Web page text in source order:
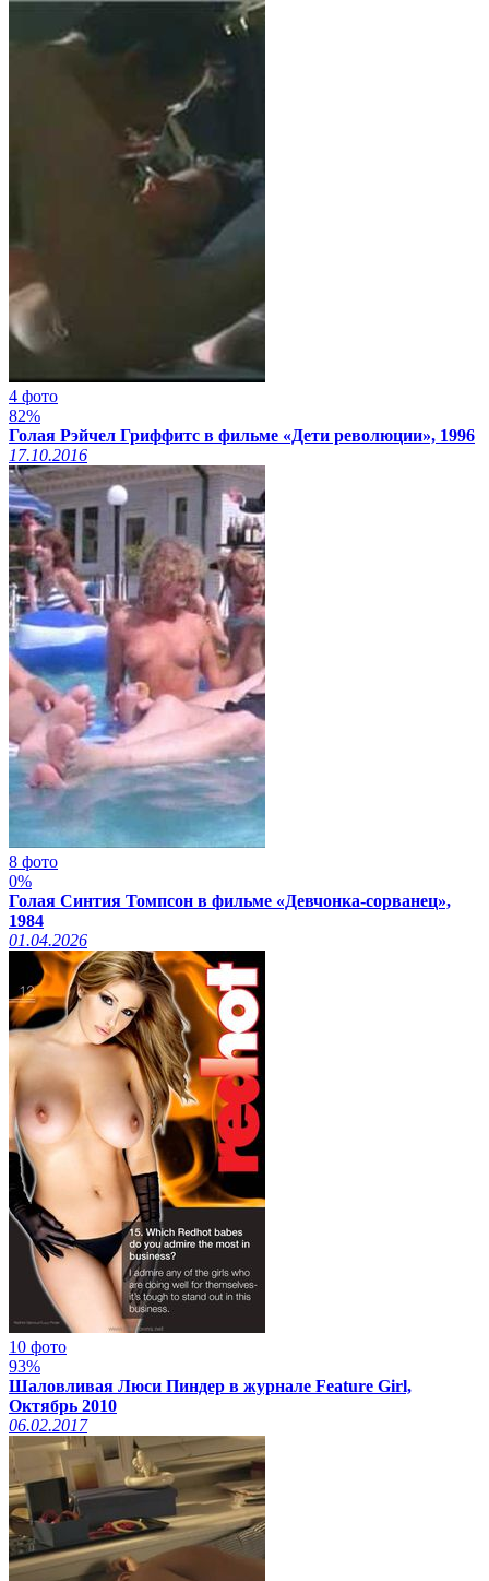
4 фото
82%
Голая Рэйчел Гриффитс в фильме «Дети революции», 1996
17.10.2016
8 фото
0%
Голая Синтия Томпсон в фильме «Девчонка-сорванец»,
1984
01.04.2026
10 фото
93%
Шаловливая Люси Пиндер в журнале Feature Girl,
Октябрь 2010
06.02.2017